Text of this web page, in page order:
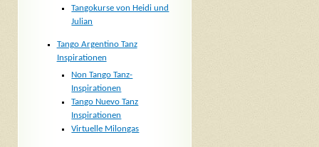
Tangokurse von Heidi und
Julian
Tango Argentino Tanz
Inspirationen
Non Tango Tanz-
Inspirationen
Tango Nuevo Tanz
Inspirationen
Virtuelle Milongas